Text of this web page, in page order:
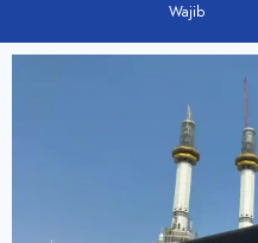
Wajib